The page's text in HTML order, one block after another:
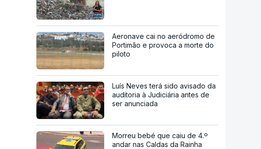
Aeronave cai no aeródromo de
Portimão e provoca a morte do
piloto
Luís Neves terá sido avisado da
auditoria à Judiciária antes de
ser anunciada
Morreu bebé que caiu de 4.º
andar nas Caldas da Rainha